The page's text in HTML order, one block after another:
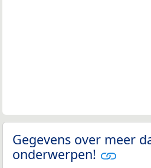
Gegevens over meer
onderwerpen!